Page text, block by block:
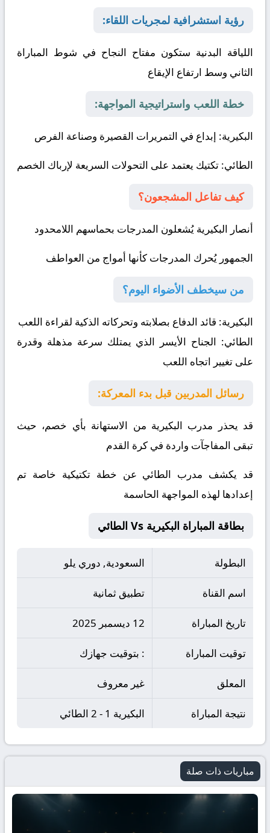
رؤية استشرافية لمجريات اللقاء:
اللياقة البدنية ستكون مفتاح النجاح في شوط المباراة
الثاني وسط ارتفاع الإيقاع
خطة اللعب واستراتيجية المواجهة:
البكيرية: إبداع في التمريرات القصيرة وصناعة الفرص
الطائي: تكتيك يعتمد على التحولات السريعة لإرباك الخصم
كيف تفاعل المشجعون؟
أنصار البكيرية يُشعلون المدرجات بحماسهم اللامحدود
الجمهور يُحرك المدرجات كأنها أمواج من العواطف
من سيخطف الأضواء اليوم؟
البكيرية: قائد الدفاع بصلابته وتحركاته الذكية لقراءة اللعب
الطائي: الجناح الأيسر الذي يمتلك سرعة مذهلة وقدرة
على تغيير اتجاه اللعب
رسائل المدربين قبل بدء المعركة:
قد يحذر مدرب البكيرية من الاستهانة بأي خصم، حيث
تبقى المفاجآت واردة في كرة القدم
قد يكشف مدرب الطائي عن خطة تكتيكية خاصة تم
إعدادها لهذه المواجهة الحاسمة
بطاقة المباراة البكيرية Vs الطائي
البطولة السعودية, دوري يلو
اسم القناة تطبيق ثمانية
تاريخ المباراة 12 ديسمبر 2025
توقيت المباراة : بتوقيت جهازك
المعلق غير معروف
نتيجة المباراة البكيرية 1 - 2 الطائي
مباريات ذات صلة